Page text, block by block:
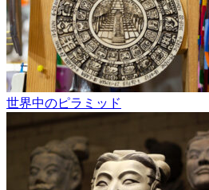
世界中のピラミッド